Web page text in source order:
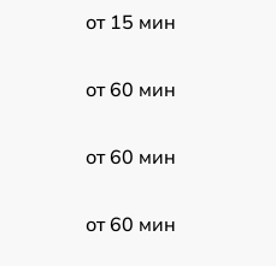
от 15 мин
от 60 мин
от 60 мин
от 60 мин